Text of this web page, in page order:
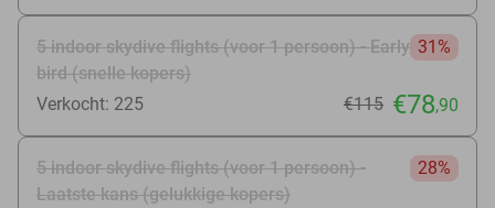
5 indoor skydive flights (voor 1 persoon) - Early
bird (snelle kopers)
31%
Verkocht: 225 €115 €78,90
5 indoor skydive flights (voor 1 persoon) -
Laatste kans (gelukkige kopers)
28%